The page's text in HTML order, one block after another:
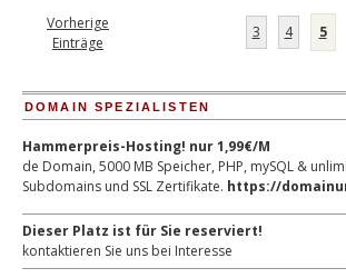
Vorherige
Einträge
3 4 5
DOMAIN SPEZIALISTEN
Hammerpreis-Hosting! nur 1,99€/M
de Domain, 5000 MB Speicher, PHP, mySQL &
Subdomains und SSL Zertifikate. https://
Dieser Platz ist für Sie reserviert!
kontaktieren Sie uns bei Interesse